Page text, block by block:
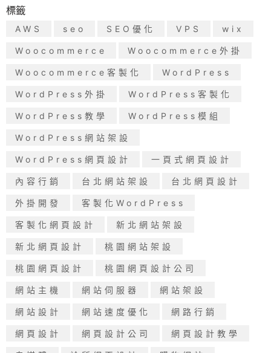
標籤
AWS seo SEO優化 VPS wix
Woocommerce Woocommerce外掛
Woocommerce客製化 WordPress
WordPress外掛 WordPress客製化
WordPress教學 WordPress模組
WordPress網站架設
WordPress網頁設計 一頁式網頁設計
內容行銷 台北網站架設 台北網頁設計
外掛開發 客製化WordPress
客製化網頁設計 新北網站架設
新北網頁設計 桃園網站架設
桃園網頁設計 桃園網頁設計公司
網站主機 網站伺服器 網站架設
網站設計 網站速度優化 網路行銷
網頁設計 網頁設計公司 網頁設計教學